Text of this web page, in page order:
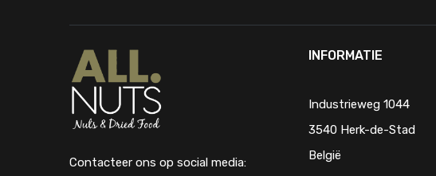
Contacteer ons op social media:
INFORMATIE
Industrieweg 1044
3540 Herk-de-Stad
België